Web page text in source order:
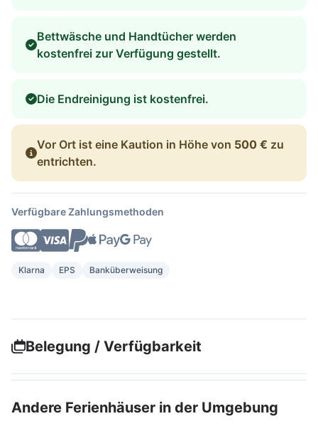
Bettwäsche und Handtücher werden
kostenfrei zur Verfügung gestellt.
Die Endreinigung ist kostenfrei.
Vor Ort ist eine Kaution in Höhe von 500 € zu
entrichten.
Verfügbare Zahlungsmethoden
Klarna EPS Banküberweisung
Belegung / Verfügbarkeit
Andere Ferienhäuser in der Umgebung